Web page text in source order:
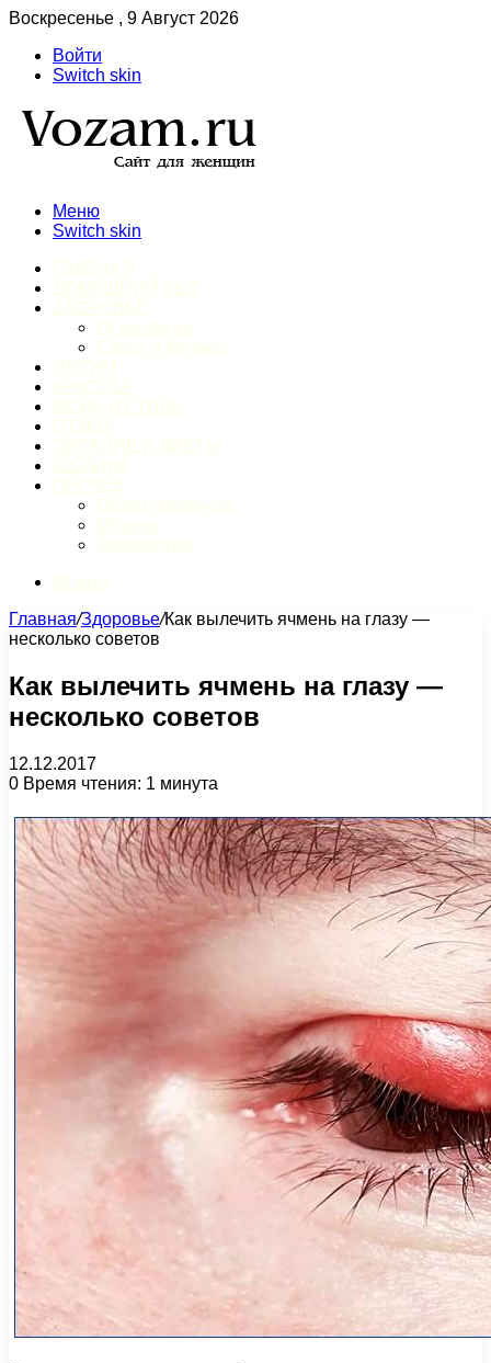
Воскресенье , 9 Август 2026
Войти
Switch skin
Меню
Switch skin
Главная/Здоровье/Как вылечить ячмень на глазу —
несколько советов
Как вылечить ячмень на глазу —
несколько советов
12.12.2017
0 Время чтения: 1 минута